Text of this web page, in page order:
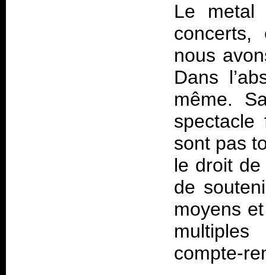
Le
nous
Dans
même.
sont pas
le droit
de
moyens
compte-